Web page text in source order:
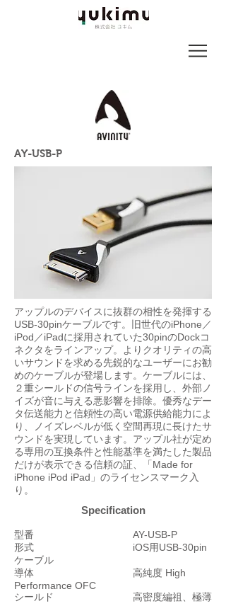
AY-USB-P
アップルのデバイスに抜群の相性を発揮する
USB-30pinケーブルです。旧世代のiPhone／
iPod／iPadに採用されていた30pinのDockコ
ネクタをラインアップ。よりクオリティの高
いサウンドを求める先鋭的なユーザーにお勧
めのケーブルが登場します。ケーブルには、
２重シールドの信号ラインを採用し、外部ノ
イズが音に与える悪影響を排除。優秀なデー
タ伝送能力と信頼性の高い電源供給能力によ
り、ノイズレベルが低く空間再現に長けたサ
ウンドを実現しています。アップル社が定め
る専用の互換条件と性能基準を満たした製品
だけが表示できる信頼の証、「Made for
iPhone iPod iPad」のライセンスマーク入
り。
Specification
型番 AY-USB-P
形式 iOS用USB-30pin
ケーブル
導体 高純度 High
Performance OFC
シールド 高密度編祖、極薄